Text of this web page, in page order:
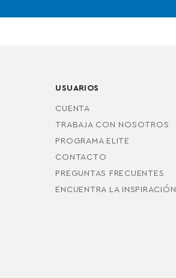
USUARIOS
CUENTA
TRABAJA CON NOSOTROS
PROGRAMA ELITE
CONTACTO
PREGUNTAS FRECUENTES
ENCUENTRA LA INSPIRACIÓN